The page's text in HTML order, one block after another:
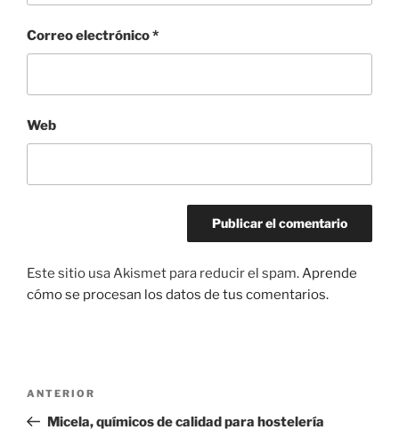
Correo electrónico*
Web
Este sitio usa Akismet para reducir el spam.Aprende
cómo se procesan los datos de tus comentarios.
Entrada
anterior:
ANTERIOR
Micela, químicos de calidad para hostelería